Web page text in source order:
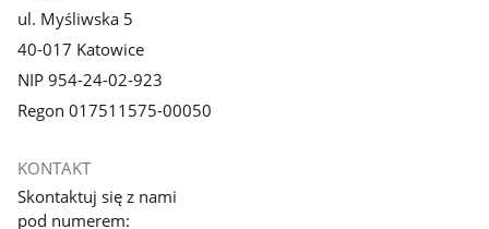
ul. Myśliwska 5
40-017 Katowice
NIP 954-24-02-923
Regon 017511575-00050
KONTAKT
Skontaktuj się z nami
pod numerem: